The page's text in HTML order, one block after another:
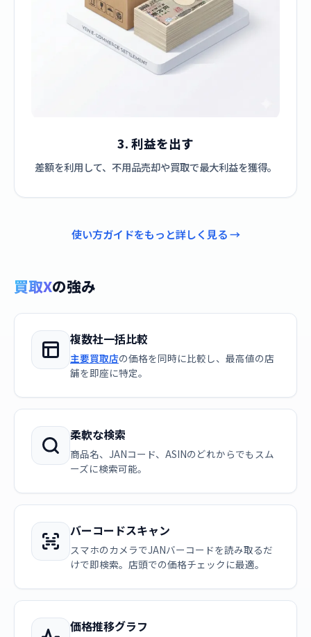
3. 利益を出す
差額を利用して、不用品売却や買取で最大利益を獲得。
使い方ガイドをもっと詳しく見る →
買取Xの強み
複数社一括比較
主要買取店の価格を同時に比較し、最高値の店
舗を即座に特定。
柔軟な検索
商品名、JANコード、ASINのどれからでもスム
ーズに検索可能。
バーコードスキャン
スマホのカメラでJANバーコードを読み取るだ
けで即検索。店頭での価格チェックに最適。
価格推移グラフ